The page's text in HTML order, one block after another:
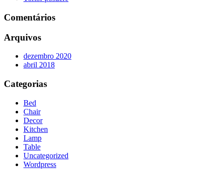
Comentários
Arquivos
dezembro 2020
abril 2018
Categorias
Bed
Chair
Decor
Kitchen
Lamp
Table
Uncategorized
Wordpress